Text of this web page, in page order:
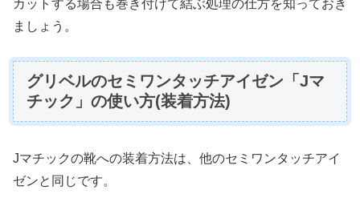
カットする場合も巻き付けて結ぶ処理の仕方を知っておき
ましょう。
グリベルのセミワンタッチアイゼン「Jマ
チック」の使い方(装着方法)
Jマチックの靴への装着方法は、他のセミワンタッチアイ
ゼンと同じです。